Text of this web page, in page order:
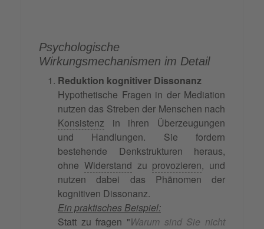
Psychologische
Wirkungsmechanismen im Detail
Reduktion kognitiver Dissonanz
Hypothetische Fragen in der Mediation
nutzen das Streben der Menschen nach
Konsistenz in ihren Überzeugungen
und Handlungen. Sie fordern
bestehende Denkstrukturen heraus,
ohne Widerstand zu provozieren, und
nutzen dabei das Phänomen der
kognitiven Dissonanz.
Ein praktisches Beispiel:
Statt zu fragen "Warum sind Sie nicht